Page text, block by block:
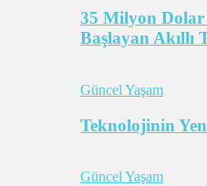
35 Milyon Dolar
Başlayan Akıllı
Güncel Yaşam
Teknolojinin
Güncel Yaşam